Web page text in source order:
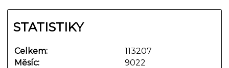
STATISTIKY
Celkem:
113207
Měsíc:
9022